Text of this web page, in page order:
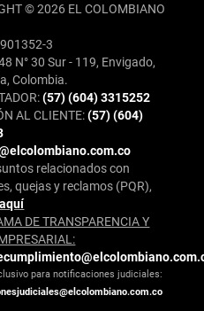
© 2026 EL COLOMBIANO
3
N° 30 Sur - 119, Envigado,
Colombia.
(57) (604) 3315252
AL CLIENTE:(57) (604)
relacionados con
quejas y reclamos (PQR),
DE TRANSPARENCIA Y
para notificaciones judiciales: